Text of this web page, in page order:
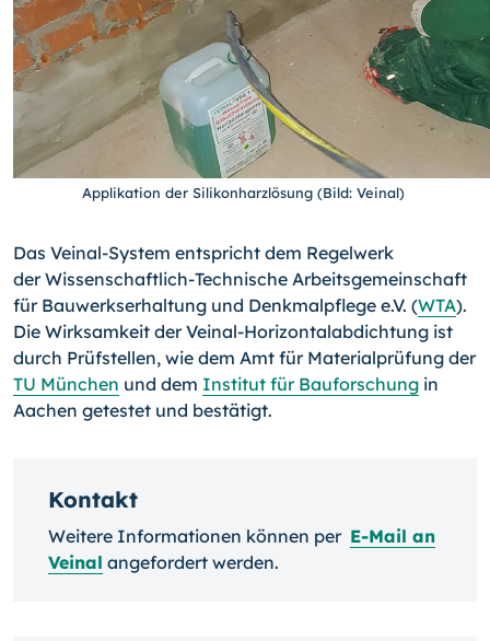
Applikation der Silikonharzlösung (Bild: Veinal)
Das Veinal-System entspricht dem Regelwerk
der Wissenschaftlich-Technische Arbeitsgemeinschaft
für Bauwerkserhaltung und Denkmalpflege e.V. (WTA).
Die Wirksamkeit der Veinal-Horizontalabdichtung ist
durch Prüfstellen, wie dem Amt für Materialprüfung der
TU München und dem Institut für Bauforschung in
Aachen getestet und bestätigt.
Kontakt
Weitere Informationen können per E-Mail an
Veinal angefordert werden.